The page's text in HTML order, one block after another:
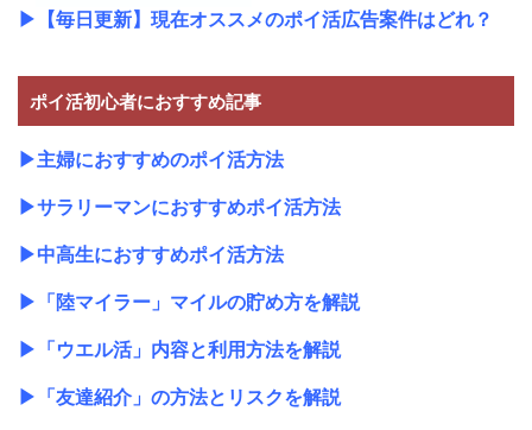
▶ 【毎日更新】現在オススメのポイ活広告案件はどれ？
ポイ活初心者におすすめ記事
▶主婦におすすめのポイ活方法
▶サラリーマンにおすすめポイ活方法
▶中高生におすすめポイ活方法
▶ 「陸マイラー」マイルの貯め方を解説
▶ 「ウエル活」内容と利用方法を解説
▶ 「友達紹介」の方法とリスクを解説